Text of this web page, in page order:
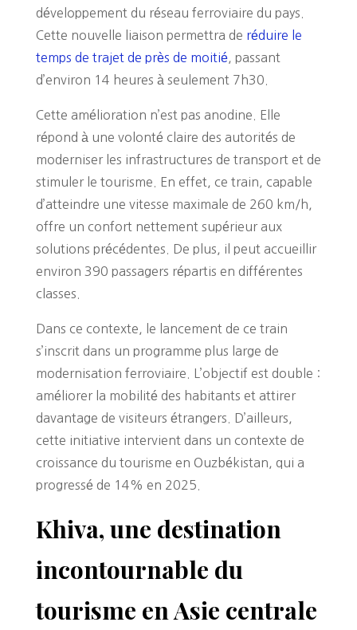
développement du réseau ferroviaire du pays.
Cette nouvelle liaison permettra de réduire le
temps de trajet de près de moitié, passant
d’environ 14 heures à seulement 7h30.
Cette amélioration n’est pas anodine. Elle
répond à une volonté claire des autorités de
moderniser les infrastructures de transport et de
stimuler le tourisme. En effet, ce train, capable
d’atteindre une vitesse maximale de 260 km/h,
offre un confort nettement supérieur aux
solutions précédentes. De plus, il peut accueillir
environ 390 passagers répartis en différentes
classes.
Dans ce contexte, le lancement de ce train
s’inscrit dans un programme plus large de
modernisation ferroviaire. L’objectif est double :
améliorer la mobilité des habitants et attirer
davantage de visiteurs étrangers. D’ailleurs,
cette initiative intervient dans un contexte de
croissance du tourisme en Ouzbékistan, qui a
progressé de 14% en 2025.
Khiva, une destination
incontournable du
tourisme en Asie centrale